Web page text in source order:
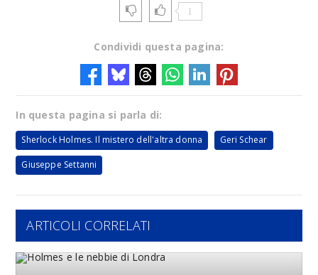
1
Condividi questa pagina:
In questa pagina si parla di:
Sherlock Holmes. Il mistero dell'altra donna Geri Schear
Giuseppe Settanni
ARTICOLI CORRELATI